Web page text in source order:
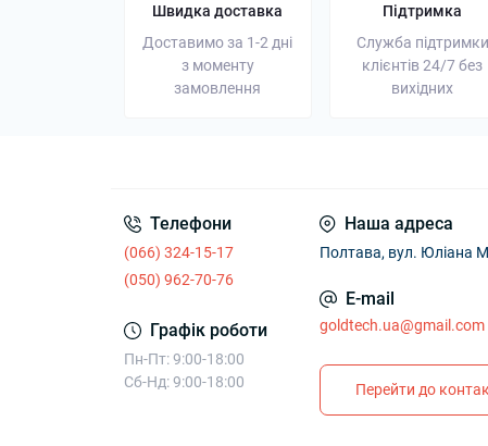
Швидка доставка
Доставимо за 1-2 дні
з моменту
замовлення
Підтримка
Служба підтримки
клієнтів 24/7 без
вихідних
Телефони
(066) 324-15-17
(050) 962-70-76
Графік роботи
Пн-Пт: 9:00-18:00
Сб-Нд: 9:00-18:00
Наша адреса
Полтава, вул. Юліана
E-mail
goldtech.ua@gmail.com
Перейти до